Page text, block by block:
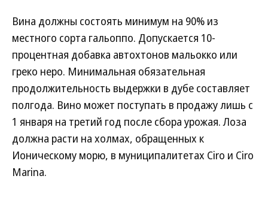
Вина должны состоять минимум на 90% из
местного сорта гальоппо. Допускается 10-
процентная добавка автохтонов мальокко или
греко неро. Минимальная обязательная
продолжительность выдержки в дубе составляет
полгода. Вино может поступать в продажу лишь с
1 января на третий год после сбора урожая. Лоза
должна расти на холмах, обращенных к
Ионическому морю, в муниципалитетах Cirо и Cirо
Marina.